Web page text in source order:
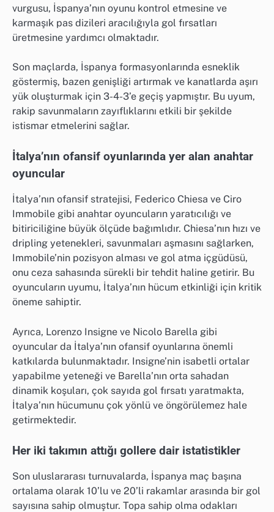
vurgusu, İspanya’nın oyunu kontrol etmesine ve
karmaşık pas dizileri aracılığıyla gol fırsatları
üretmesine yardımcı olmaktadır.
Son maçlarda, İspanya formasyonlarında esneklik
göstermiş, bazen genişliği artırmak ve kanatlarda aşırı
yük oluşturmak için 3-4-3’e geçiş yapmıştır. Bu uyum,
rakip savunmaların zayıflıklarını etkili bir şekilde
istismar etmelerini sağlar.
İtalya’nın ofansif oyunlarında yer alan anahtar
oyuncular
İtalya’nın ofansif stratejisi, Federico Chiesa ve Ciro
Immobile gibi anahtar oyuncuların yaratıcılığı ve
bitiriciliğine büyük ölçüde bağımlıdır. Chiesa’nın hızı ve
dripling yetenekleri, savunmaları aşmasını sağlarken,
Immobile’nin pozisyon alması ve gol atma içgüdüsü,
onu ceza sahasında sürekli bir tehdit haline getirir. Bu
oyuncuların uyumu, İtalya’nın hücum etkinliği için kritik
öneme sahiptir.
Ayrıca, Lorenzo Insigne ve Nicolo Barella gibi
oyuncular da İtalya’nın ofansif oyunlarına önemli
katkılarda bulunmaktadır. Insigne’nin isabetli ortalar
yapabilme yeteneği ve Barella’nın orta sahadan
dinamik koşuları, çok sayıda gol fırsatı yaratmakta,
İtalya’nın hücumunu çok yönlü ve öngörülemez hale
getirmektedir.
Her iki takımın attığı gollere dair istatistikler
Son uluslararası turnuvalarda, İspanya maç başına
ortalama olarak 10’lu ve 20’li rakamlar arasında bir gol
sayısına sahip olmuştur. Topa sahip olma odakları